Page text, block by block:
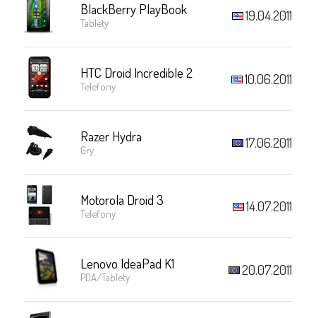
BlackBerry PlayBook
Tablety 19.04.2011
HTC Droid Incredible 2
Telefony 10.06.2011
Razer Hydra
Gry 17.06.2011
Motorola Droid 3
Telefony 14.07.2011
Lenovo IdeaPad K1
PDA/Tablety 20.07.2011